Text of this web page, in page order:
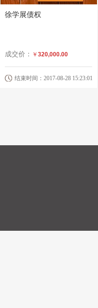
徐学展债权
成交价： ￥ 320,000.00
结束时间：2017-08-28 15:23:01